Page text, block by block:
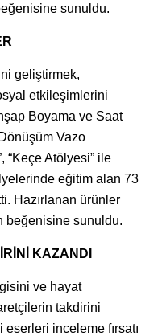
sunuldu.
geliştirmek,
etkileşimlerini
Boyama ve Saat
Dönüşüm Vazo
“Keçe Atölyesi” ile
eğitim alan 73
Hazırlanan ürünler
beğenisine sunuldu.
KAZANDI
ve hayat
takdirini
inceleme fırsatı